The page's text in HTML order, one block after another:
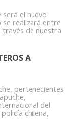
será el nuevo
se realizará entre
través de nuestra
A
pertenecientes
del
chilena,